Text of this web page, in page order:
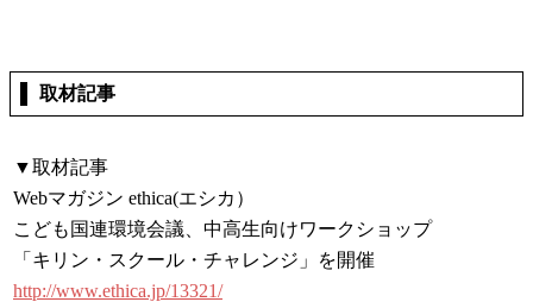
取材記事
▼取材記事
Webマガジン ethica(エシカ）
こども国連環境会議、中高生向けワークショップ
「キリン・スクール・チャレンジ」を開催
http://www.ethica.jp/13321/